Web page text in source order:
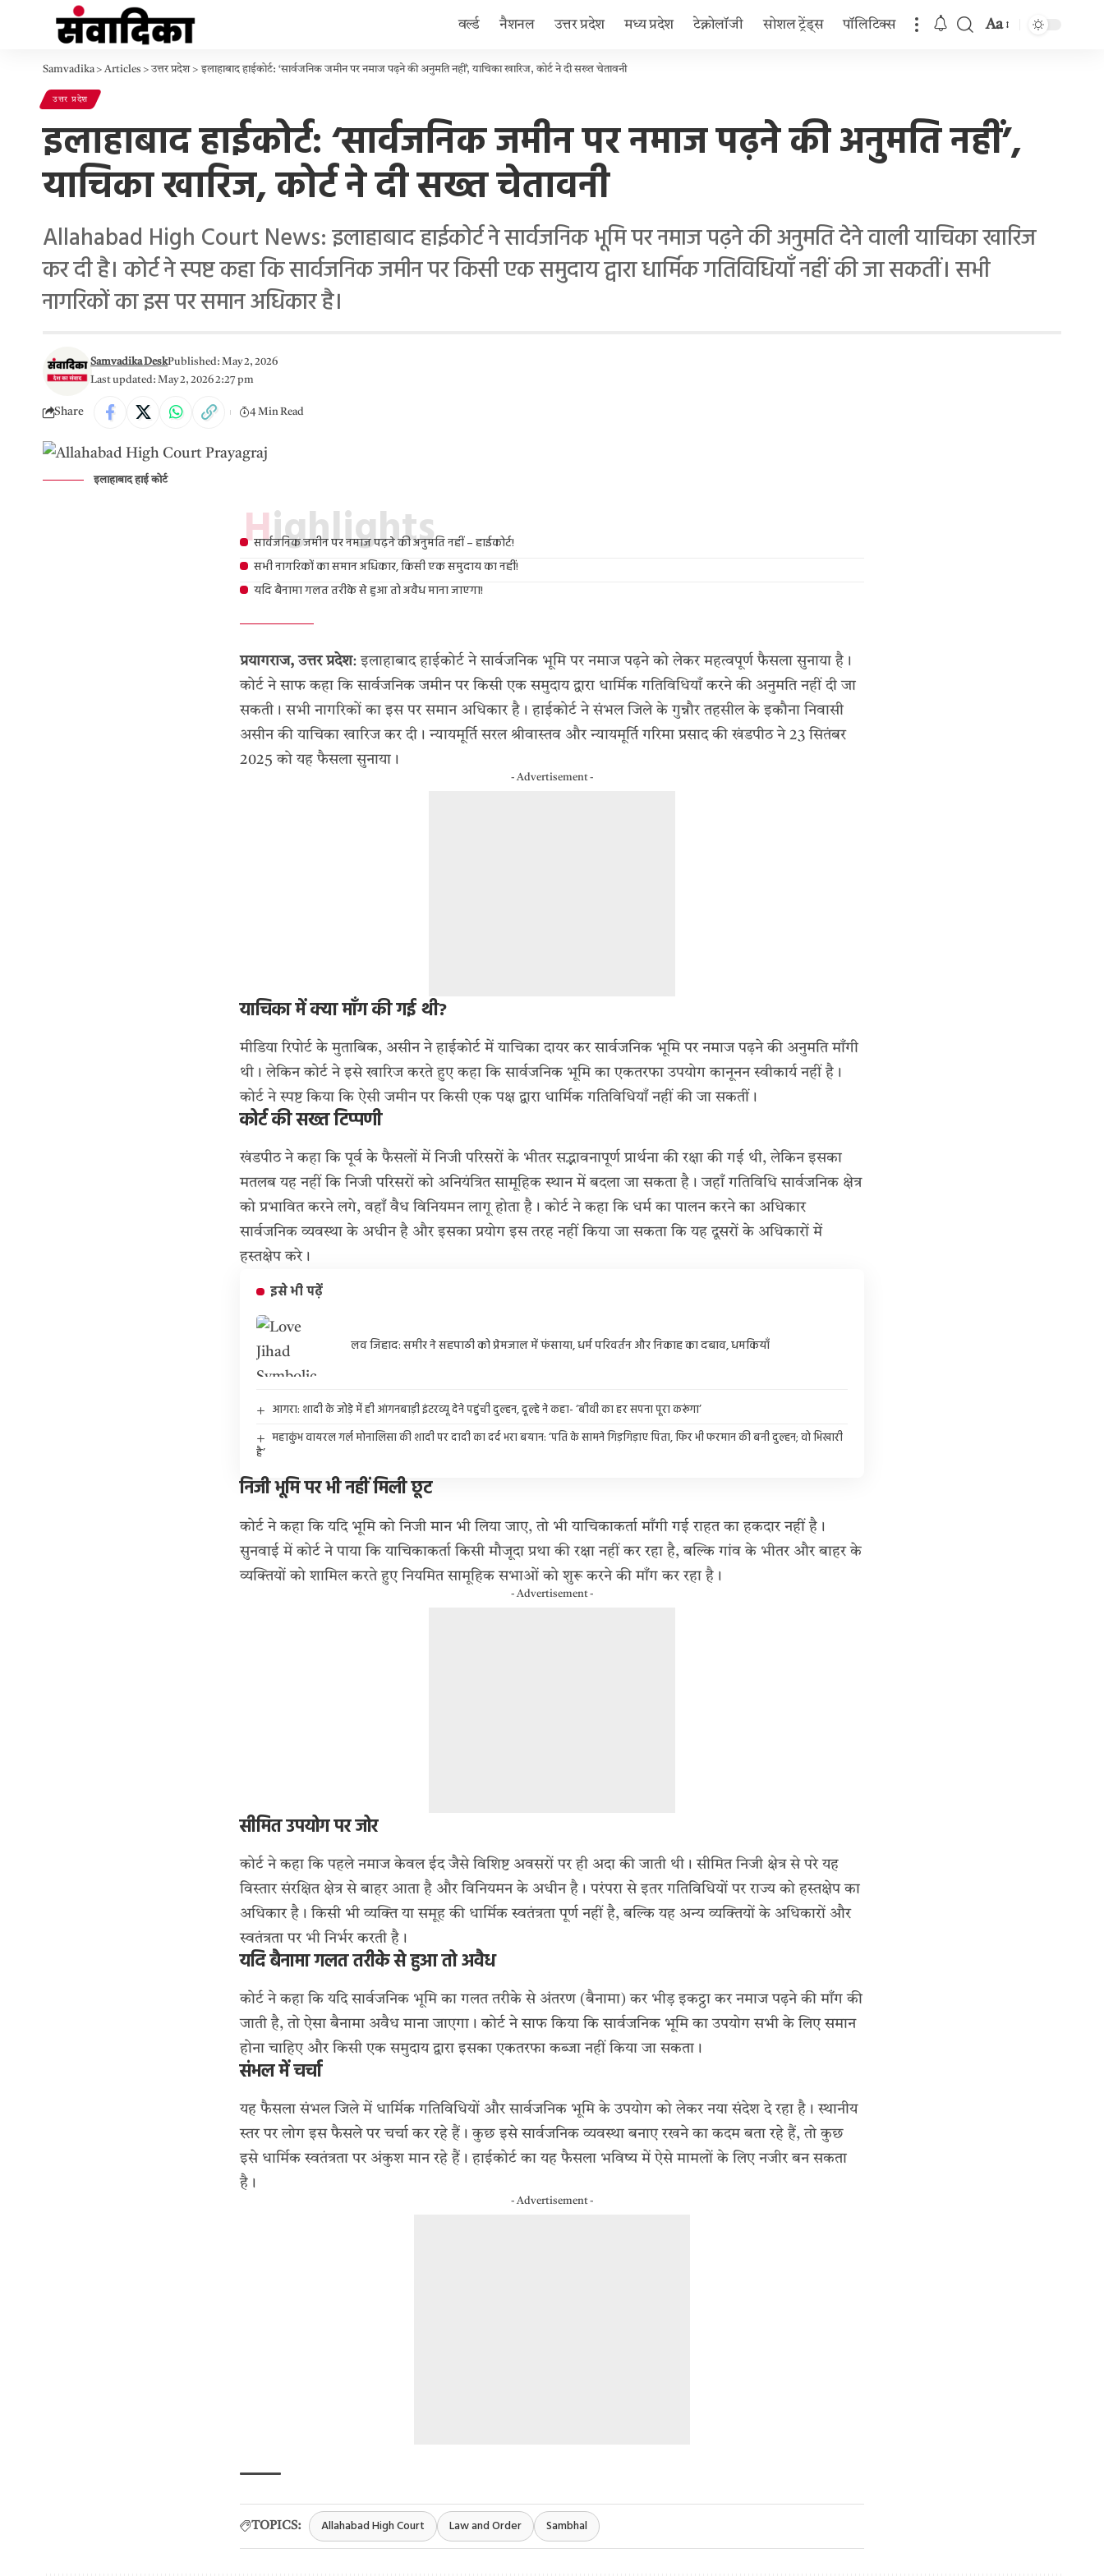
वर्ल्ड नैशनल उत्तर प्रदेश मध्य प्रदेश टेक्नोलॉजी सोशल ट्रेंड्स पॉलिटिक्स Aa
Samvadika>Articles >उत्तर प्रदेश>इलाहाबाद हाईकोर्ट: ‘सार्वजनिक जमीन पर नमाज पढ़ने की अनुमति नहीं’, याचिका खारिज, कोर्ट ने दी सख्त चेतावनी
उत्तर प्रदेश
इलाहाबाद हाईकोर्ट: ‘सार्वजनिक जमीन पर नमाज पढ़ने की अनुमति नहीं’,
याचिका खारिज, कोर्ट ने दी सख्त चेतावनी
Allahabad High Court News: इलाहाबाद हाईकोर्ट ने सार्वजनिक भूमि पर नमाज पढ़ने की अनुमति देने वाली याचिका खारिज
कर दी है। कोर्ट ने स्पष्ट कहा कि सार्वजनिक जमीन पर किसी एक समुदाय द्वारा धार्मिक गतिविधियाँ नहीं की जा सकतीं। सभी
नागरिकों का इस पर समान अधिकार है।
Last updated: May 2, 2026 2:27 pm
Samvadika DeskPublished: May 2, 2026
Share 4 Min Read
इलाहाबाद हाई कोर्ट
Highlights
सार्वजनिक जमीन पर नमाज पढ़ने की अनुमति नहीं – हाईकोर्ट!
सभी नागरिकों का समान अधिकार, किसी एक समुदाय का नहीं!
यदि बैनामा गलत तरीके से हुआ तो अवैध माना जाएगा!
प्रयागराज, उत्तर प्रदेश: इलाहाबाद हाईकोर्ट ने सार्वजनिक भूमि पर नमाज पढ़ने को लेकर महत्वपूर्ण फैसला सुनाया है।
कोर्ट ने साफ कहा कि सार्वजनिक जमीन पर किसी एक समुदाय द्वारा धार्मिक गतिविधियाँ करने की अनुमति नहीं दी जा
सकती। सभी नागरिकों का इस पर समान अधिकार है। हाईकोर्ट ने संभल जिले के गुन्नौर तहसील के इकौना निवासी
असीन की याचिका खारिज कर दी। न्यायमूर्ति सरल श्रीवास्तव और न्यायमूर्ति गरिमा प्रसाद की खंडपीठ ने 23 सितंबर
2025 को यह फैसला सुनाया।
- Advertisement -
याचिका में क्या माँग की गई थी?
मीडिया रिपोर्ट के मुताबिक, असीन ने हाईकोर्ट में याचिका दायर कर सार्वजनिक भूमि पर नमाज पढ़ने की अनुमति माँगी
थी। लेकिन कोर्ट ने इसे खारिज करते हुए कहा कि सार्वजनिक भूमि का एकतरफा उपयोग कानूनन स्वीकार्य नहीं है।
कोर्ट ने स्पष्ट किया कि ऐसी जमीन पर किसी एक पक्ष द्वारा धार्मिक गतिविधियाँ नहीं की जा सकतीं।
कोर्ट की सख्त टिप्पणी
खंडपीठ ने कहा कि पूर्व के फैसलों में निजी परिसरों के भीतर सद्भावनापूर्ण प्रार्थना की रक्षा की गई थी, लेकिन इसका
मतलब यह नहीं कि निजी परिसरों को अनियंत्रित सामूहिक स्थान में बदला जा सकता है। जहाँ गतिविधि सार्वजनिक क्षेत्र
को प्रभावित करने लगे, वहाँ वैध विनियमन लागू होता है। कोर्ट ने कहा कि धर्म का पालन करने का अधिकार
सार्वजनिक व्यवस्था के अधीन है और इसका प्रयोग इस तरह नहीं किया जा सकता कि यह दूसरों के अधिकारों में
हस्तक्षेप करे।
इसे भी पढ़ें
लव जिहाद: समीर ने सहपाठी को प्रेमजाल में फंसाया, धर्म परिवर्तन और निकाह का दबाव, धमकियाँ
आगरा: शादी के जोड़े में ही आंगनबाड़ी इंटरव्यू देने पहुंची दुल्हन, दूल्हे ने कहा- ‘बीवी का हर सपना पूरा करूंगा’
महाकुंभ वायरल गर्ल मोनालिसा की शादी पर दादी का दर्द भरा बयान: ‘पति के सामने गिड़गिड़ाए पिता, फिर भी फरमान की बनी दुल्हन; वो भिखारी
है’
निजी भूमि पर भी नहीं मिली छूट
कोर्ट ने कहा कि यदि भूमि को निजी मान भी लिया जाए, तो भी याचिकाकर्ता माँगी गई राहत का हकदार नहीं है।
सुनवाई में कोर्ट ने पाया कि याचिकाकर्ता किसी मौजूदा प्रथा की रक्षा नहीं कर रहा है, बल्कि गांव के भीतर और बाहर के
व्यक्तियों को शामिल करते हुए नियमित सामूहिक सभाओं को शुरू करने की माँग कर रहा है।
- Advertisement -
सीमित उपयोग पर जोर
कोर्ट ने कहा कि पहले नमाज केवल ईद जैसे विशिष्ट अवसरों पर ही अदा की जाती थी। सीमित निजी क्षेत्र से परे यह
विस्तार संरक्षित क्षेत्र से बाहर आता है और विनियमन के अधीन है। परंपरा से इतर गतिविधियों पर राज्य को हस्तक्षेप का
अधिकार है। किसी भी व्यक्ति या समूह की धार्मिक स्वतंत्रता पूर्ण नहीं है, बल्कि यह अन्य व्यक्तियों के अधिकारों और
स्वतंत्रता पर भी निर्भर करती है।
यदि बैनामा गलत तरीके से हुआ तो अवैध
कोर्ट ने कहा कि यदि सार्वजनिक भूमि का गलत तरीके से अंतरण (बैनामा) कर भीड़ इकट्ठा कर नमाज पढ़ने की माँग की
जाती है, तो ऐसा बैनामा अवैध माना जाएगा। कोर्ट ने साफ किया कि सार्वजनिक भूमि का उपयोग सभी के लिए समान
होना चाहिए और किसी एक समुदाय द्वारा इसका एकतरफा कब्जा नहीं किया जा सकता।
संभल में चर्चा
यह फैसला संभल जिले में धार्मिक गतिविधियों और सार्वजनिक भूमि के उपयोग को लेकर नया संदेश दे रहा है। स्थानीय
स्तर पर लोग इस फैसले पर चर्चा कर रहे हैं। कुछ इसे सार्वजनिक व्यवस्था बनाए रखने का कदम बता रहे हैं, तो कुछ
इसे धार्मिक स्वतंत्रता पर अंकुश मान रहे हैं। हाईकोर्ट का यह फैसला भविष्य में ऐसे मामलों के लिए नजीर बन सकता
है।
- Advertisement -
TOPICS: Allahabad High Court Law and Order Sambhal